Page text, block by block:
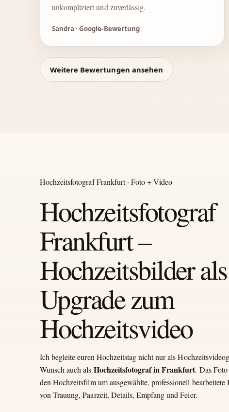
unkompliziert und zuverlässig.
Sandra · Google-Bewertung
Weitere Bewertungen ansehen
Hochzeitsfotograf Frankfurt · Foto + Video
Hochzeitsfotograf
Frankfurt –
Hochzeitsbilder als
Upgrade zum
Hochzeitsvideo
Ich begleite euren Hochzeitstag nicht nur als
Wunsch auch als Hochzeitsfotograf in Frankfurt. Das
den Hochzeitsfilm um ausgewählte, professionell bearbeitete
von Trauung, Paarzeit, Details, Empfang und Feier.